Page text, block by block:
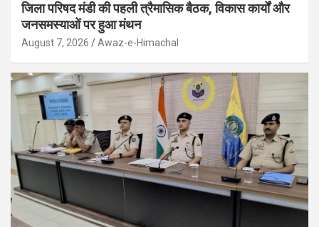
जिला परिषद मंडी की पहली त्रैमासिक बैठक, विकास कार्यों और
जनसमस्याओं पर हुआ मंथन
August 7, 2026 Awaz-e-Himachal